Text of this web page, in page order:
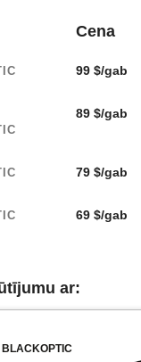
Cena
99 $/gab
89 $/gab
79 $/gab
69 $/gab
ar:
BLACKOPTIC